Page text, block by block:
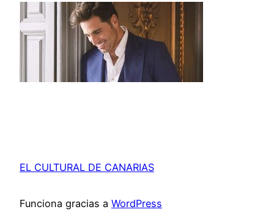
EL CULTURAL DE CANARIAS
Funciona gracias a WordPress